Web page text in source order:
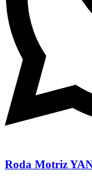
Roda Motriz